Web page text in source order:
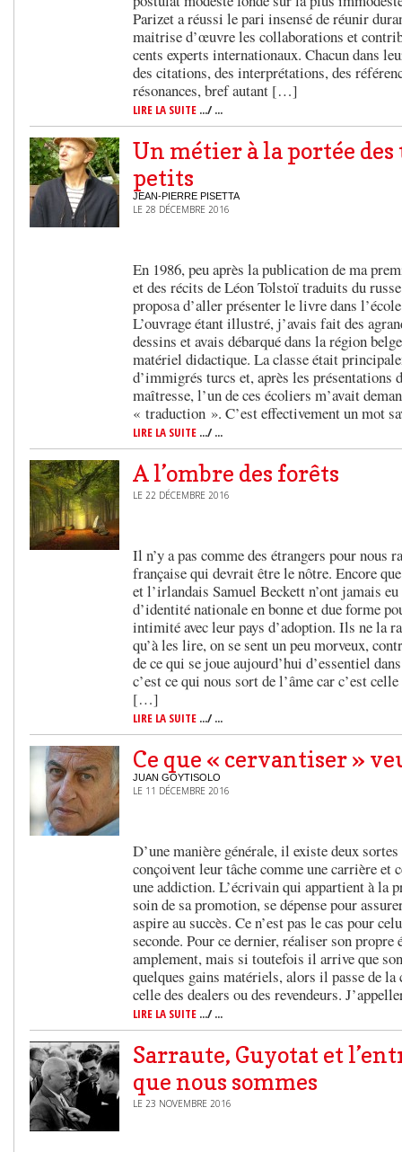
Parizet a réussi le pari insensé de réunir
maitrise d’œuvre les collaborations et
cents experts internationaux. Chacun dans
des citations, des interprétations, des
résonances, bref autant […]
LIRE LA SUITE .../ ...
Un métier à la portée
petits
JEAN-PIERRE PISETTA
LE 28 DÉCEMBRE 2016
En 1986, peu après la publication de ma
et des récits de Léon Tolstoï traduits du
proposa d’aller présenter le livre dans
L’ouvrage étant illustré, j’avais fait des
dessins et avais débarqué dans la région
matériel didactique. La classe était
d’immigrés turcs et, après les présentations
maîtresse, l’un de ces écoliers m’avait
« traduction ». C’est effectivement un mot
LIRE LA SUITE .../ ...
A l’ombre des forêts
LE 22 DÉCEMBRE 2016
Il n’y a pas comme des étrangers pour nous
française qui devrait être le nôtre. Encore
et l’irlandais Samuel Beckett n’ont jamais eu
d’identité nationale en bonne et due forme
intimité avec leur pays d’adoption. Ils ne la
qu’à les lire, on se sent un peu morveux,
de ce qui se joue aujourd’hui d’essentiel
c’est ce qui nous sort de l’âme car c’est
[…]
LIRE LA SUITE .../ ...
Ce que « cervantiser »
JUAN GOYTISOLO
LE 11 DÉCEMBRE 2016
D’une manière générale, il existe deux
conçoivent leur tâche comme une carrière et
une addiction. L’écrivain qui appartient à la
soin de sa promotion, se dépense pour
aspire au succès. Ce n’est pas le cas pour
seconde. Pour ce dernier, réaliser son
amplement, mais si toutefois il arrive que
quelques gains matériels, alors il passe de la
celle des dealers ou des revendeurs.
LIRE LA SUITE .../ ...
Sarraute, Guyotat et
que nous sommes
LE 23 NOVEMBRE 2016